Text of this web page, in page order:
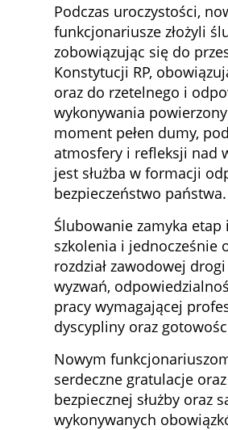
Podczas uroczystości,
funkcjonariusze złożyli
zobowiązując się do
Konstytucji RP,
oraz do rzetelnego i
wykonywania
moment pełen dumy,
atmosfery i refleksji nad
jest służba w formacji
bezpieczeństwo państwa.
Ślubowanie zamyka
szkolenia i jednocześnie
rozdział zawodowej drogi
wyzwań,
pracy wymagającej
dyscypliny oraz
Nowym
serdeczne gratulacje
bezpiecznej służby oraz
wykonywanych